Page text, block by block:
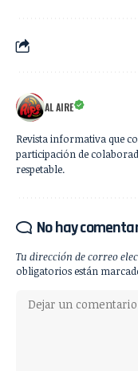
AL AIRE
Revista informativa que
participación de
respetable.
No hay
Tu dirección de correo
obligatorios están